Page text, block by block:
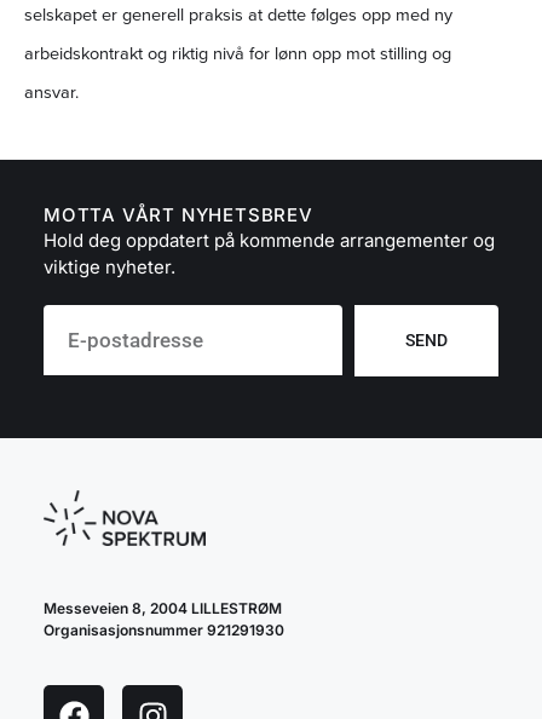
selskapet er generell praksis at dette følges opp med ny
arbeidskontrakt og riktig nivå for lønn opp mot stilling og
ansvar.
MOTTA VÅRT NYHETSBREV
Hold deg oppdatert på kommende arrangementer og
viktige nyheter.
SEND
Messeveien 8, 2004 LILLESTRØM
Organisasjonsnummer 921291930